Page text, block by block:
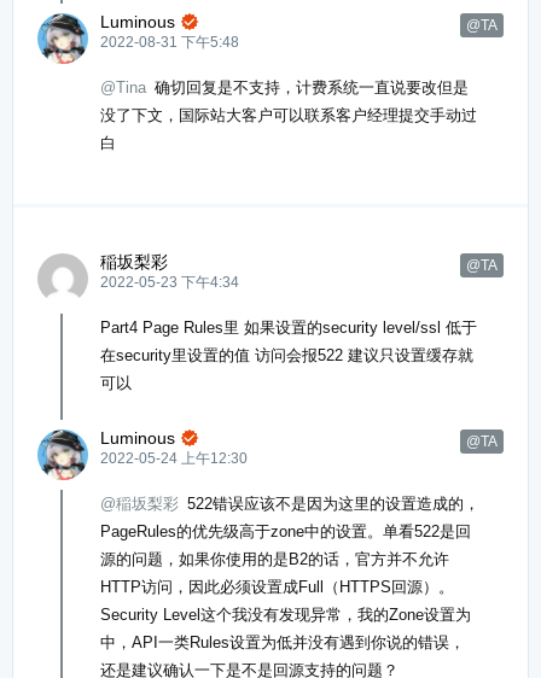
Luminous @TA

2022-08-31 下午5:48
@Tina 确切回复是不支持，计费系统一直说要改但是
没了下文，国际站大客户可以联系客户经理提交手动过
白
稲坂梨彩
@TA
2022-05-23 下午4:34
Part4 Page Rules里 如果设置的security level/ssl 低于
在security里设置的值 访问会报522 建议只设置缓存就
可以
Luminous @TA

2022-05-24 上午12:30
@稲坂梨彩 522错误应该不是因为这里的设置造成的，
PageRules的优先级高于zone中的设置。单看522是回
源的问题，如果你使用的是B2的话，官方并不允许
HTTP访问，因此必须设置成Full（HTTPS回源）。
Security Level这个我没有发现异常，我的Zone设置为
中，API一类Rules设置为低并没有遇到你说的错误，
还是建议确认一下是不是回源支持的问题？